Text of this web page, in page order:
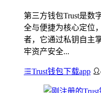
第三方钱包Trust是数
全与便捷为核心定位
者，它通过私钥自主
牢资产安全...
Trust钱包下载app